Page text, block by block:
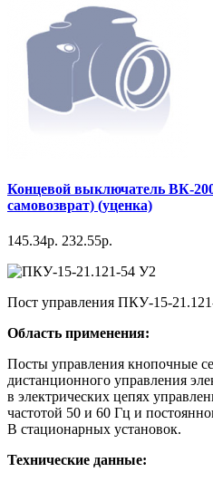
Концевой выключатель ВК-
самовозврат) (уценка)
145.34р. 232.55р.
Пост управления ПКУ-15-
Область применения:
Посты управления кнопочные
дистанционного управления
в электрических цепях
частотой 50 и 60 Гц и
В стационарных установок.
Технические данные: